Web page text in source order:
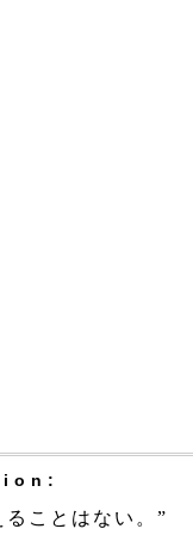
ことはない。”